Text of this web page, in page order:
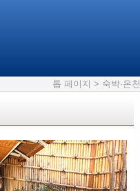
톱 페이지 > 숙박·온천